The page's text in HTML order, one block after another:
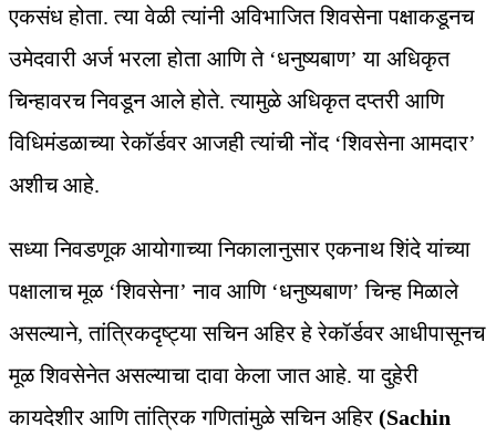
एकसंध होता. त्या वेळी त्यांनी अविभाजित शिवसेना पक्षाकडूनच
उमेदवारी अर्ज भरला होता आणि ते ‘धनुष्यबाण’ या अधिकृत
चिन्हावरच निवडून आले होते. त्यामुळे अधिकृत दप्तरी आणि
विधिमंडळाच्या रेकॉर्डवर आजही त्यांची नोंद ‘शिवसेना आमदार’
अशीच आहे.
सध्या निवडणूक आयोगाच्या निकालानुसार एकनाथ शिंदे यांच्या
पक्षालाच मूळ ‘शिवसेना’ नाव आणि ‘धनुष्यबाण’ चिन्ह मिळाले
असल्याने, तांत्रिकदृष्ट्या सचिन अहिर हे रेकॉर्डवर आधीपासूनच
मूळ शिवसेनेत असल्याचा दावा केला जात आहे. या दुहेरी
कायदेशीर आणि तांत्रिक गणितांमुळे सचिन अहिर (Sachin